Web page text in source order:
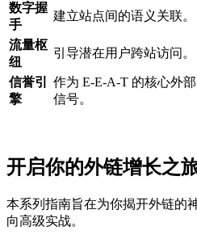
数字握
手
建立站点间的语义关联。
流量枢
纽
引导潜在用户跨站访问。
信誉引
擎
作为 E-E-A-T 的核心外部
信号。
开启你的外链增长之
本系列指南旨在为你揭开外链的
向高级实战。